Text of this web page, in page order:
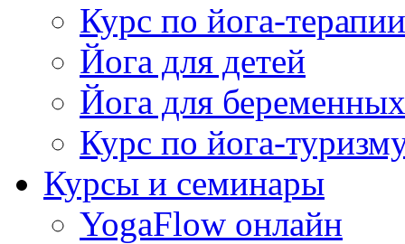
Курс по йога-терапии
Йога для детей
Йога для беременных
Курс по йога-
Курсы и семинары
YogaFlow онлайн